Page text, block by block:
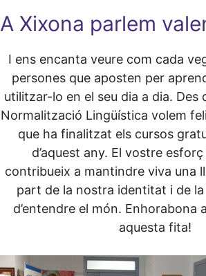
A Xixona parlem
I ens encanta veure com cada
persones que aposten per
utilitzar-lo en el seu dia a dia. Des
Normalització Lingüística volem
que ha finalitzat els cursos
d’aquest any. El vostre
contribueix a mantindre viva una
part de la nostra identitat i de
d’entendre el món. Enhorabona
aquesta fita!